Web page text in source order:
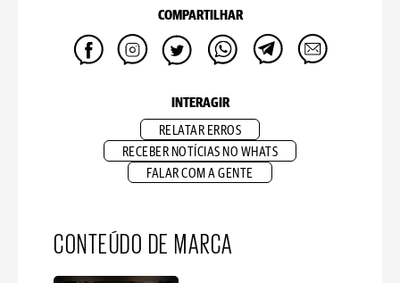
COMPARTILHAR
INTERAGIR
RELATAR ERROS
RECEBER NOTÍCIAS NO WHATS
FALAR COM A GENTE
CONTEÚDO DE MARCA